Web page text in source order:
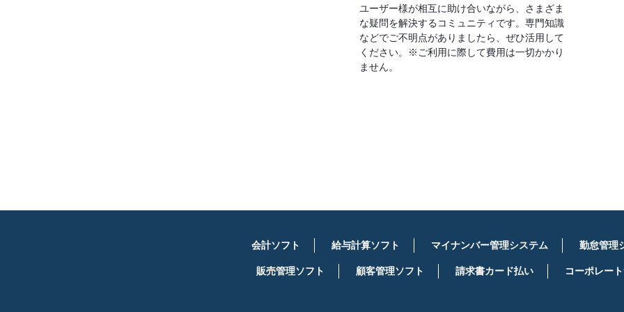
ユーザー様が相互に助け合いながら、さまざま
な疑問を解決するコミュニティです。専門知識
などでご不明点がありましたら、ぜひ活用して
ください。※ご利用に際して費用は一切かかり
ません。
会計ソフト 給与計算ソフト マイナンバー管理システム 勤怠管理
販売管理ソフト 顧客管理ソフト 請求書カード払い コーポレー